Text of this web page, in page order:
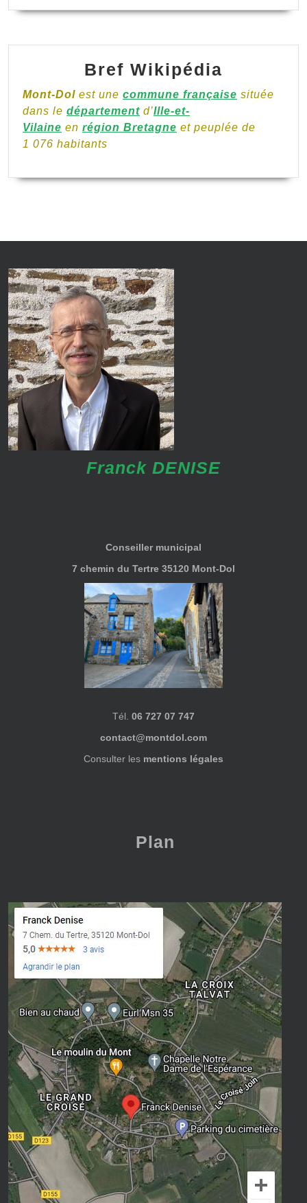
Bref Wikipédia
Mont-Dol est une commune française située
dans le département d’Ille-et-
Vilaine en région Bretagne et peuplée de
1 076 habitants
Franck DENISE
Conseiller municipal
7 chemin du Tertre 35120 Mont-Dol
Tél. 06 727 07 747
contact@montdol.com
Consulter les mentions légales
Plan